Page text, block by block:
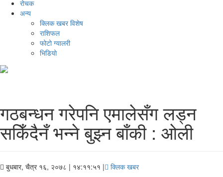
रोचक
अन्य
क्लिक खबर विशेष
राशिफल
फोटो ग्यालरी
भिडियो
गठबन्धन गरेपनि एमालेसँग लड्न
सकिँदैनँ भन्ने बुझ्न बाँकी : ओली
बुधबार, चैत्र १६, २०७८ | १४:११:५१ | क्लिक खबर